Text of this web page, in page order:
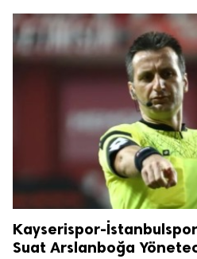
Kayserispor-İstanbulspor
Suat Arslanboğa